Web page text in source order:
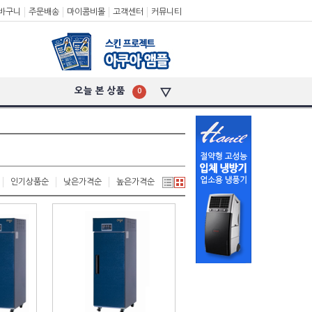
구니 주문배송 마이콤비몰 고객센터 커뮤니티
오늘 본 상품 0
인기상품순 낮은가격순 높은가격순